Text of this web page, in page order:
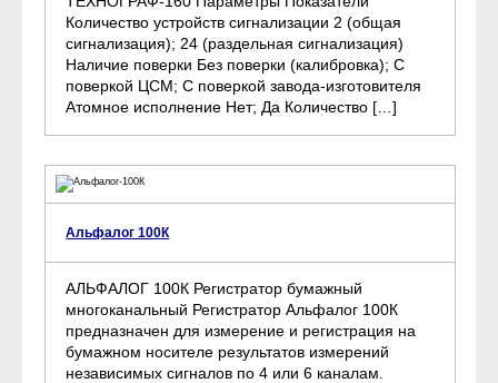
Количество устройств сигнализации 2 (общая
сигнализация); 24 (раздельная сигнализация)
Наличие поверки Без поверки (калибровка); С
поверкой ЦСМ; С поверкой завода-изготовителя
Атомное исполнение Нет; Да Количество […]
Альфалог 100К
АЛЬФАЛОГ 100К Регистратор бумажный
многоканальный Регистратор Альфалог 100К
предназначен для измерение и регистрация на
бумажном носителе результатов измерений
независимых сигналов по 4 или 6 каналам.